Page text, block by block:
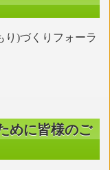
り)づくりフォーラ
めに皆様のご